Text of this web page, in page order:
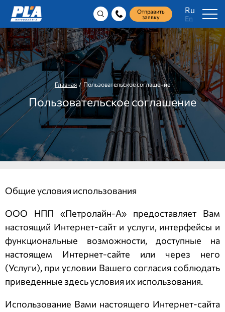
Ru
En
Отправить
заявку
Главная / Пользовательское соглашение
Пользовательское соглашение
Общие условия использования
ООО НПП «Петролайн-А» предоставляет Вам
настоящий Интернет-сайт и услуги, интерфейсы и
функциональные возможности, доступные на
настоящем Интернет-сайте или через него
(Услуги), при условии Вашего согласия соблюдать
приведенные здесь условия их использования.
Использование Вами настоящего Интернет-сайта